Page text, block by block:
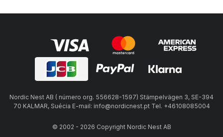
Nordic Nest AB ( número org. 556628-1597) Stämpelvägen 3, SE-394
70 KALMAR, Suécia E-mail: info@nordicnest.pt Tel. +46108085004
© 2002 - 2026 Copyright Nordic Nest AB